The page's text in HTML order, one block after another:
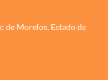
de Morelos, Estado de